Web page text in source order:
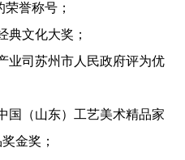
誉称号；
典文化大奖；
业司苏州市人民政府评为优
国（山东）工艺美术精品家
金奖；